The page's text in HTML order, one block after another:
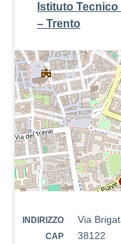
Istituto
– Trento
INDIRIZZO Via
CAP 38122